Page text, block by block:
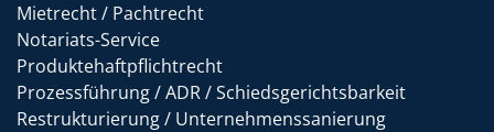
Mietrecht / Pachtrecht
Notariats-Service
Produktehaftpflichtrecht
Prozessführung / ADR / Schiedsgerichtsbarkeit
Restrukturierung / Unternehmenssanierung